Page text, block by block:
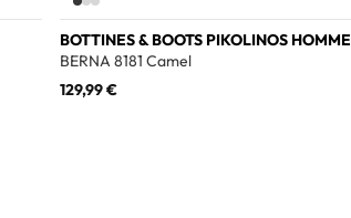
BOTTINES & BOOTS PIKOLINOS HOMME
BERNA 8181 Camel
129,99 €